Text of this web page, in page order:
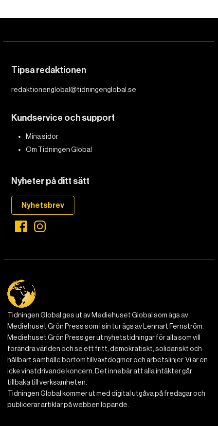
Tipsa redaktionen
redaktionenglobal@tidningenglobal.se
Kundservice och support
Mina sidor
Om Tidningen Global
Nyheter på ditt sätt
Nyhetsbrev
Tidningen Global ges ut av Mediehuset Global som ägs av
Mediehuset Grön Press som i sin tur ägs av Lennart Fernström.
Mediehuset Grön Press ger ut nyhetstidningar för alla som vill
förändra världen och se ett fritt, demokratiskt, solidariskt och
hållbart samhälle bortom tillväxtdogmer och arbetslinjer. Vi är en
icke vinstdrivande koncern. Det innebär att alla intäkter går
tillbaka till verksamheten.
Tidningen Global kommer ut med digital utgåva på fredagar och
publicerar artiklar på webben löpande.